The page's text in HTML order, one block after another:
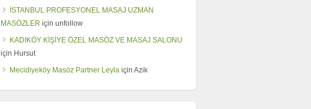
İSTANBUL PROFESYONEL MASAJ UZMAN
MASÖZLER için unfollow
KADIKÖY KİŞİYE ÖZEL MASÖZ VE MASAJ SALONU
için Hursut
Mecidiyeköy Masöz Partner Leyla için Azik